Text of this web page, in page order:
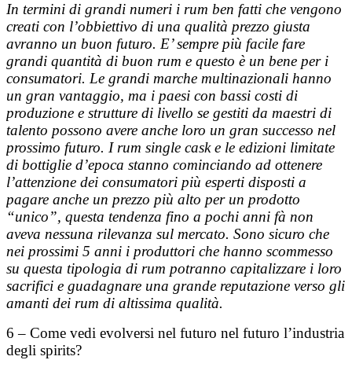
In termini di grandi numeri i rum ben fatti che vengono
creati con l’obbiettivo di una qualità prezzo giusta
avranno un buon futuro. E’ sempre più facile fare
grandi quantità di buon rum e questo è un bene per i
consumatori. Le grandi marche multinazionali hanno
un gran vantaggio, ma i paesi con bassi costi di
produzione e strutture di livello se gestiti da maestri di
talento possono avere anche loro un gran successo nel
prossimo futuro. I rum single cask e le edizioni limitate
di bottiglie d’epoca stanno cominciando ad ottenere
l’attenzione dei consumatori più esperti disposti a
pagare anche un prezzo più alto per un prodotto
“unico”, questa tendenza fino a pochi anni fà non
aveva nessuna rilevanza sul mercato. Sono sicuro che
nei prossimi 5 anni i produttori che hanno scommesso
su questa tipologia di rum potranno capitalizzare i loro
sacrifici e guadagnare una grande reputazione verso gli
amanti dei rum di altissima qualità.
6 – Come vedi evolversi nel futuro nel futuro l’industria
degli spirits?